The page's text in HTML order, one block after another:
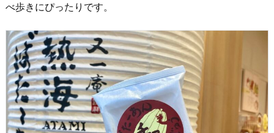
べ歩きにぴったりです。